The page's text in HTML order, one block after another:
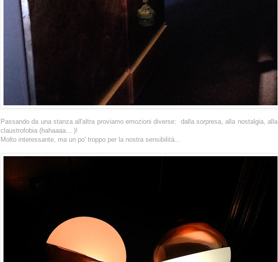
Passando da una stanza all'altra proviamo emozioni diverse: dalla sorpresa, alla nostalgia, alla
claustrofobia (hahaaaa... )!
Molto interessante, ma un po' troppo per la nostra sensibilità...